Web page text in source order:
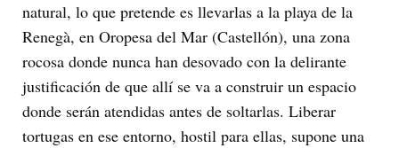
natural, lo que pretende es llevarlas a la playa de la
Renegà, en Oropesa del Mar (Castellón), una zona
rocosa donde nunca han desovado con la delirante
justificación de que allí se va a construir un espacio
donde serán atendidas antes de soltarlas. Liberar
tortugas en ese entorno, hostil para ellas, supone una